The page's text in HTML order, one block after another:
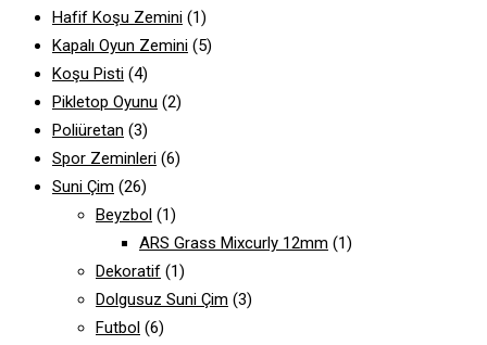
Hafif Koşu Zemini (1)
Kapalı Oyun Zemini (5)
Koşu Pisti (4)
Pikletop Oyunu (2)
Poliüretan (3)
Spor Zeminleri (6)
Suni Çim (26)
Beyzbol (1)
ARS Grass Mixcurly 12mm (1)
Dekoratif (1)
Dolgusuz Suni Çim (3)
Futbol (6)